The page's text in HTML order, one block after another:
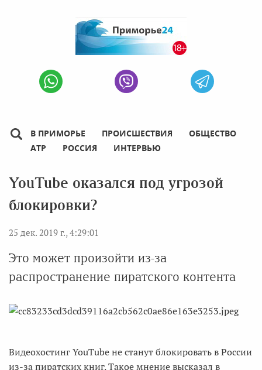
В ПРИМОРЬЕ ПРОИСШЕСТВИЯ
ОБЩЕСТВО
АТР
РОССИЯ ИНТЕРВЬЮ
YouTube оказался под угрозой
блокировки?
25 дек. 2019 г., 4:29:01
Это может произойти из-за
распространение пиратского контента
Видеохостинг YouTube не станут блокировать в России
из-за пиратских книг. Такое мнение высказал в